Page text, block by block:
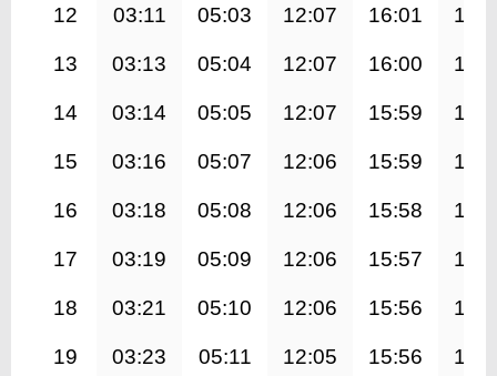
12 03:11 05:03 12:07 16:01
13 03:13 05:04 12:07 16:00
14 03:14 05:05 12:07 15:59
15 03:16 05:07 12:06 15:59
16 03:18 05:08 12:06 15:58
17 03:19 05:09 12:06 15:57
18 03:21 05:10 12:06 15:56
19 03:23 05:11 12:05 15:56